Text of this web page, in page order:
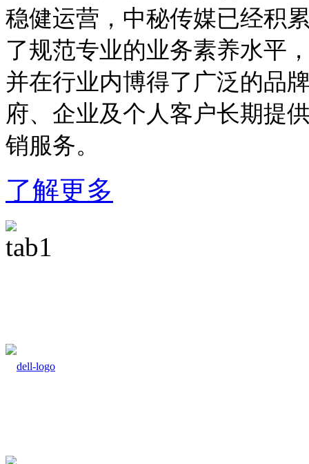
稳健运营，中秘传媒已经积
了规范专业的业务素养水平
并在行业内博得了广泛的品
府、企业及个人客户长期提
销服务。
了解更多